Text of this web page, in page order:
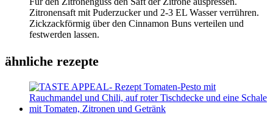
Zitronensaft mit Puderzucker und 2-3 EL Wasser verrühren.
Zickzackförmig über den Cinnamon Buns verteilen und
festwerden lassen.
ähnliche rezepte